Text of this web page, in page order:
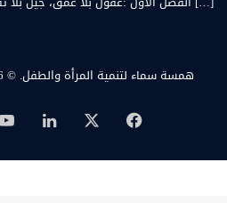
همسة سماء لتنمية المرأة والطفل. © 2026 جميع الحقوق محفوظة.
فيسبوك